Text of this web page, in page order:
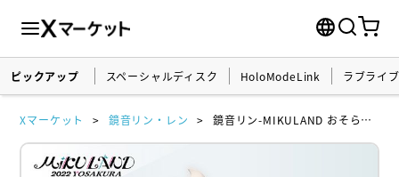
ピックアップ スペーシャルディスク HoloModeLink ラブライ
Xマーケット 鏡音リン・レン 鏡音リン-MIKULAND おそらの郵便局 衣装